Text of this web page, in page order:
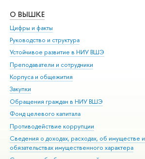
О ВЫШКЕ
Цифры и факты
Руководство и структура
Устойчивое развитие в НИУ ВШЭ
Преподаватели и сотрудники
Корпуса и общежития
Закупки
Обращения граждан в НИУ ВШЭ
Фонд целевого капитала
Противодействие коррупции
Сведения о доходах, расходах, об имуществе и
обязательствах имущественного характера